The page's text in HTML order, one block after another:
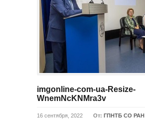
imgonline-com-ua-Resize-
WnemNcKNMra3v
16 сентября, 2022 От: ГПНТБ СО РАН